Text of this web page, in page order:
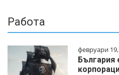
Работа
февруари
България